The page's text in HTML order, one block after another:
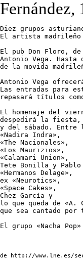
Fernández,
Diez grupos
El artista madrileño
El pub Don Floro,
Antonio Vega.
de la movida
Antonio Vega
Las entradas para
repasará títulos
El homenaje del
despedirá la fiesta,
y del sábado. Entre
«Nadira Indra»,
«The Nacionales»,
«Los Maurizios»,
«Calamari Union»,
Tete Bonilla y Pablo
«Hermanos Delage»,
ex «Neurotics»,
«Space Cakes»,
Chez García y
lo que queda de
que sea cantado
de http://www.lne.es/